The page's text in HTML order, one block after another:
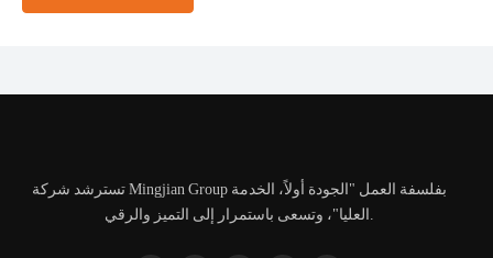
تسترشد شركة Mingjian Group بفلسفة العمل "الجودة أولاً، الخدمة